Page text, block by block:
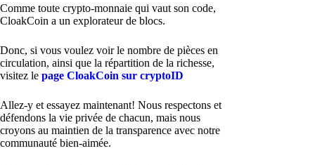
Comme toute crypto-monnaie qui vaut son code,
CloakCoin a un explorateur de blocs.
Donc, si vous voulez voir le nombre de pièces en
circulation, ainsi que la répartition de la richesse,
visitez le page CloakCoin sur cryptoID
Allez-y et essayez maintenant! Nous respectons et
défendons la vie privée de chacun, mais nous
croyons au maintien de la transparence avec notre
communauté bien-aimée.